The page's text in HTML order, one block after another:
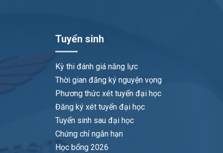
môn đầy đủ về lĩnh vực luật kinh tế, có thể lực tốt,
động, tự tin làm việc trong môi trường hội nhập quốc tế
hoàn thành chương trình sẽ:
một cử nhân và đáp ứng được việc tiếp thu kiến thức cơ sở
Chi tiết
Chi tiết
Chi tiết
Chi tiết
Chi tiết
Tuyển sinh
Kỳ thi đánh giá năng lực
Thời gian đăng ký nguyện vọng
Phương thức xét tuyển đại học
Đăng ký xét tuyển đại học
Tuyển sinh sau đại học
Chứng chỉ ngắn hạn
Học bổng 2026